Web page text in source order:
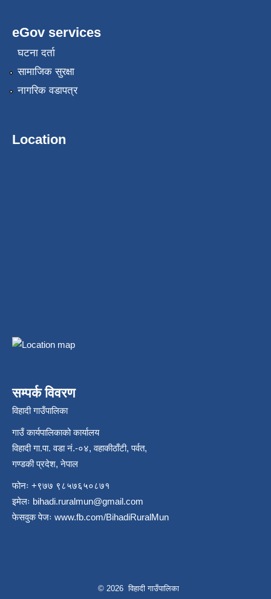
eGov services
घटना दर्ता
सामाजिक सुरक्षा
नागरिक वडापत्र
Location
सम्पर्क विवरण
विहादी गाउँपालिका
गाउँ कार्यपालिकाको कार्यालय
विहादी गा.पा. वडा नं.-०४, वहाकीठाँटी, पर्वत,
गण्डकी प्रदेश, नेपाल
फोनः +९७७ ९८५७६५०८७१
इमेलः bihadi.ruralmun@gmail.com
फेसवुक पेजः www.fb.com/BihadiRuralMun
© 2026 विहादी गाउँपालिका